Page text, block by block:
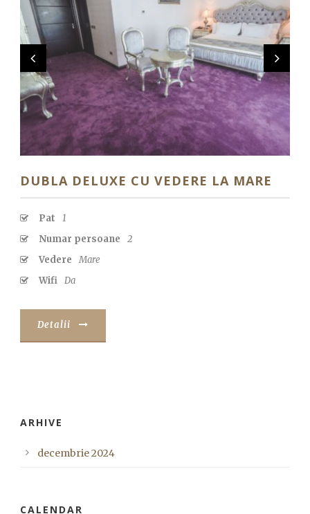
EN
DUBLA DELUXE CU VEDERE LA MARE
Pat
1
Numar persoane
2
Vedere
Mare
Wifi Da
Detalii
ARHIVE
decembrie 2024
CALENDAR